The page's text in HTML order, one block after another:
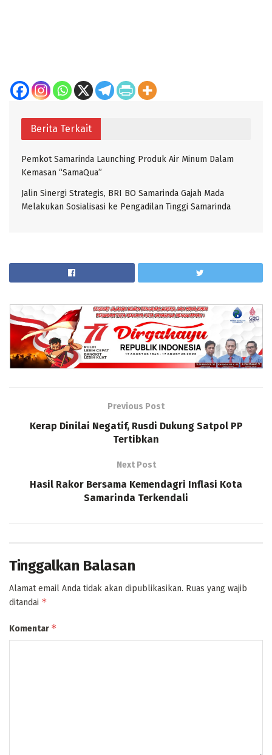
Berita Terkait
Pemkot Samarinda Launching Produk Air Minum Dalam
Kemasan “SamaQua”
Jalin Sinergi Strategis, BRI BO Samarinda Gajah Mada
Melakukan Sosialisasi ke Pengadilan Tinggi Samarinda
Previous Post
Kerap Dinilai Negatif, Rusdi Dukung Satpol PP
Tertibkan
Next Post
Hasil Rakor Bersama Kemendagri Inflasi Kota
Samarinda Terkendali
Tinggalkan Balasan
Alamat email Anda tidak akan dipublikasikan. Ruas yang wajib
ditandai *
Komentar *